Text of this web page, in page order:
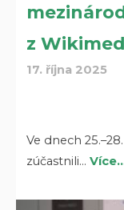
z
17. října 2025
Ve dnech
zúčastnili…